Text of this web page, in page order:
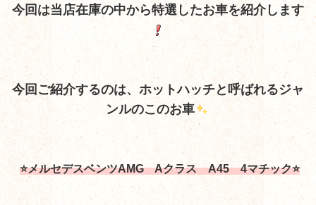
今回は当店在庫の中から特選したお車を紹介します
今回ご紹介するのは、ホットハッチと呼ばれるジャ
ンルのこのお車
⭐メルセデスベンツAMG Aクラス A45 4マチック⭐